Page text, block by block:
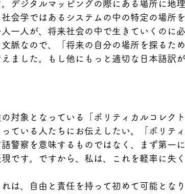
デジタルマッピングの際にある場所に地
会学ではあるシステムの中の特定の場所
一人が、将来社会の中で生きていくのに
脈なので、「将来の自分の場所を探るた
ました。もし他にもっと適切な日本語訳
対象となっている「ポリティカルコレク
ている人たちにお伝えしたい。「ポリテ
警察を意味するものではなく、まず第一
です。ですから、私は、これを軽率に失
は、自由と責任を持って初めて可能とな